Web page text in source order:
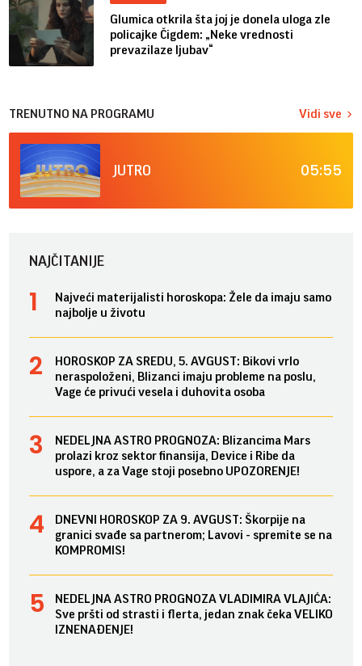
Glumica otkrila šta joj je donela uloga zle
policajke Čigdem: „Neke vrednosti
prevazilaze ljubav“
TRENUTNO NA PROGRAMU Vidi sve
JUTRO 05:55
NAJČITANIJE
Najveći materijalisti horoskopa: Žele da imaju samo
najbolje u životu
HOROSKOP ZA SREDU, 5. AVGUST: Bikovi vrlo
neraspoloženi, Blizanci imaju probleme na poslu,
Vage će privući vesela i duhovita osoba
NEDELJNA ASTRO PROGNOZA: Blizancima Mars
prolazi kroz sektor finansija, Device i Ribe da
uspore, a za Vage stoji posebno UPOZORENJE!
DNEVNI HOROSKOP ZA 9. AVGUST: Škorpije na
granici svađe sa partnerom; Lavovi - spremite se na
KOMPROMIS!
NEDELJNA ASTRO PROGNOZA VLADIMIRA VLAJIĆA:
Sve pršti od strasti i flerta, jedan znak čeka VELIKO
IZNENAĐENJE!